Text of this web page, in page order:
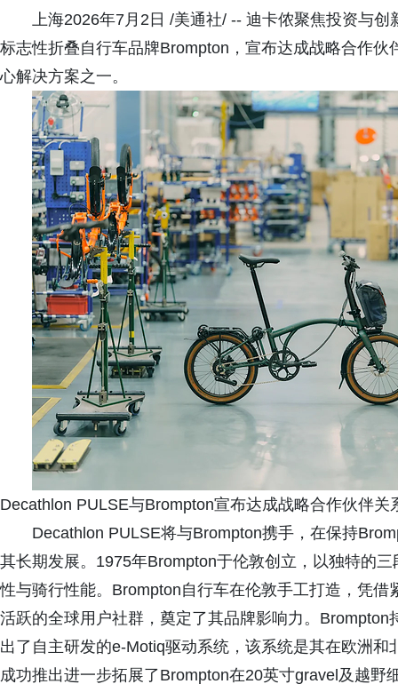
上海2026年7月2日 /美通社/ -- 迪卡侬聚焦投资与
标志性折叠自行车品牌Brompton，宣布达成战略合作
心解决方案之一。
Decathlon PULSE与Brompton宣布达成战略合作伙伴关
Decathlon PULSE将与Brompton携手，在保持
其长期发展。1975年Brompton于伦敦创立，以独特的
性与骑行性能。Brompton自行车在伦敦手工打造，凭
活跃的全球用户社群，奠定了其品牌影响力。
出了自主研发的e-Motiq驱动系统，该系统是其在欧洲
成功推出进一步拓展了Brompton在20英寸gravel及越